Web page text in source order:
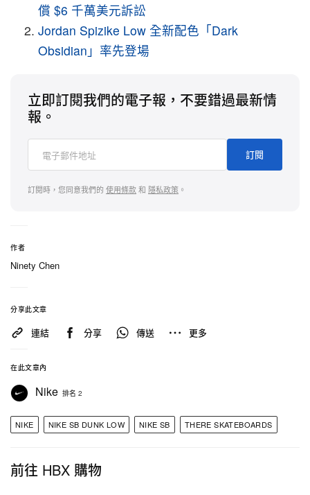
償 $6 千萬美元訴訟
Jordan Spizike Low 全新配色「Dark
Obsidian」率先登場
立即訂閱我們的電子報，不要錯過最新情
報。
訂閱
訂閱時，您同意我們的 使用條款和 隱私政策 。
作者
Ninety Chen
分享此文章
連結 分享 傳送 更多
在此文章內
Nike 排名 2
NIKE NIKE SB DUNK LOW NIKE SB THERE SKATEBOARDS
前往 HBX 購物